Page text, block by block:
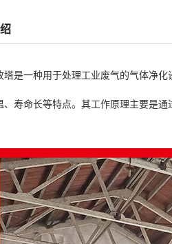
塔是一种用于处理工业废气的气体净
、寿命长等特点。其工作原理主要是